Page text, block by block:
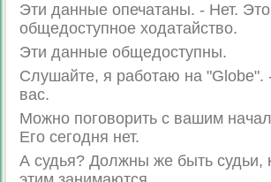
Эти данные опечатаны. - Нет. Это
общедоступное ходатайство.
Эти данные общедоступны.
Слушайте, я работаю на "Globe".
вас.
Можно поговорить с вашим
Его сегодня нет.
А судья? Должны же быть судьи,